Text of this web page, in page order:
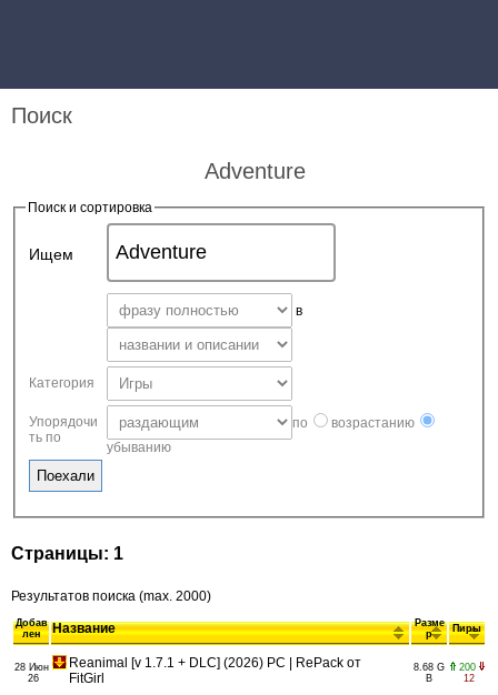
Поиск
Adventure
Поиск и сортировка
Ищем
в
Категория
Упорядочи
ть по
по
возрастанию
убыванию
Страницы: 1
Результатов поиска (max. 2000)
Добав
лен
Название
Разме
р
Пиры
28 Июн
26
Reanimal [v 1.7.1 + DLC] (2026) PC | RePack от
FitGirl
8.68 G
B
200
12